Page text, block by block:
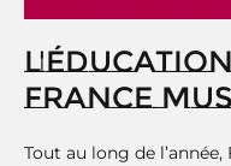
FRANCE
Tout au long de